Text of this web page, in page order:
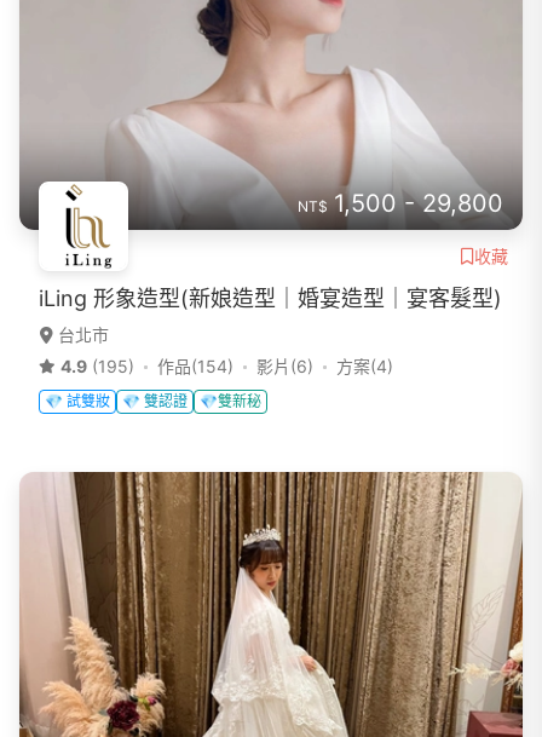
NT$ 1,500 - 29,800
收藏
iLing 形象造型(新娘造型｜婚宴造型｜宴客髮型)
台北市
4.9 (195) 作品(154) 影片(6) 方案(4)
💎 試雙妝 💎 雙認證 💎雙新秘